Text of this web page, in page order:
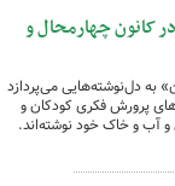
کانون چهارمحال و
به دل‌نوشته‌هایی می‌پردازد
پرورش فکری کودکان و
و آب و خاک خود نوشته‌اند.